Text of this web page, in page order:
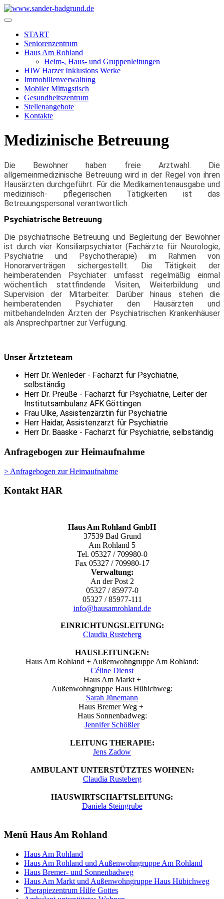
START
Seniorenzentrum
Haus Am Rohland
Heim-, Haus- und Gruppenleitungen
HIW Harzer Inklusions Werke
Immobilienverwaltung
Mobiler Mittagstisch
Gesundheitszentrum
Stellenangebote
Kontakte
Medizinische Betreuung
Die Bewohner haben freie Arztwahl. Die
allgemeinmedizinische Betreuung wird in der Regel von ihren
Hausärzten durchgeführt. Für die Medikamentenausgabe und
medizinisch- pflegerischen Tätigkeiten ist das
Betreuungspersonal verantwortlich.
Psychiatrische Betreuung
Die psychiatrische Betreuung und Begleitung der Bewohner
ist durch vier Konsiliarpsychiater (Fachärzte für Neurologie,
Psychiatrie und Psychotherapie) im Rahmen von
Honorarverträgen sichergestellt. Die Tätigkeit der
heimberatenden Psychiater umfasst regelmäßig einmal
wöchentlich stattfindende Visiten, Weiterbildung und
Supervision der Mitarbeiter. Darüber hinaus stehen die
heimberatenden Psychiater den Hausärzten und
mitbehandelnden Ärzten der Psychiatrischen Krankenhäuser
als Ansprechpartner zur Verfügung.
Unser Ärtzteteam
Herr Dr. Wenleder - Facharzt für Psychiatrie,
selbständig
Herr Dr. Preuße - Facharzt für Psychiatrie, Leiter der
Institutsambulanz AFK Göttingen
Frau Ulke, Assistenzärztin für Psychiatrie
Herr Haidar, Assistenzarzt für Psychiatrie
Herr Dr. Baaske - Facharzt für Psychiatrie, selbständig
Anfragebogen zur Heimaufnahme
> Anfragebogen zur Heimaufnahme
Kontakt HAR
Haus Am Rohland GmbH
37539 Bad Grund
Am Rohland 5
Tel. 05327 / 709980-0
Fax 05327 / 709980-17
Verwaltung:
An der Post 2
05327 / 85977-0
05327 / 85977-111
info@hausamrohland.de
EINRICHTUNGSLEITUNG:
Claudia Rusteberg
HAUSLEITUNGEN:
Haus Am Rohland + Außenwohngruppe Am Rohland:
Céline Dienst
Haus Am Markt +
Außenwohngruppe Haus Hübichweg:
Sarah Jünemann
Haus Bremer Weg +
Haus Sonnenbadweg:
Jennifer Schößler
LEITUNG THERAPIE:
Jens Zadow
AMBULANT UNTERSTÜTZTES WOHNEN:
Claudia Rusteberg
HAUSWIRTSCHAFTSLEITUNG:
Daniela Steingrube
Menü Haus Am Rohland
Haus Am Rohland
Haus Am Rohland und Außenwohngruppe Am Rohland
Haus Bremer- und Sonnenbadweg
Haus Am Markt und Außenwohngruppe Haus Hübichweg
Therapiezentrum Hilfe Gottes